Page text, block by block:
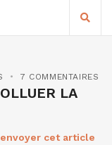
7 COMMENTAIRES
LA
cet article